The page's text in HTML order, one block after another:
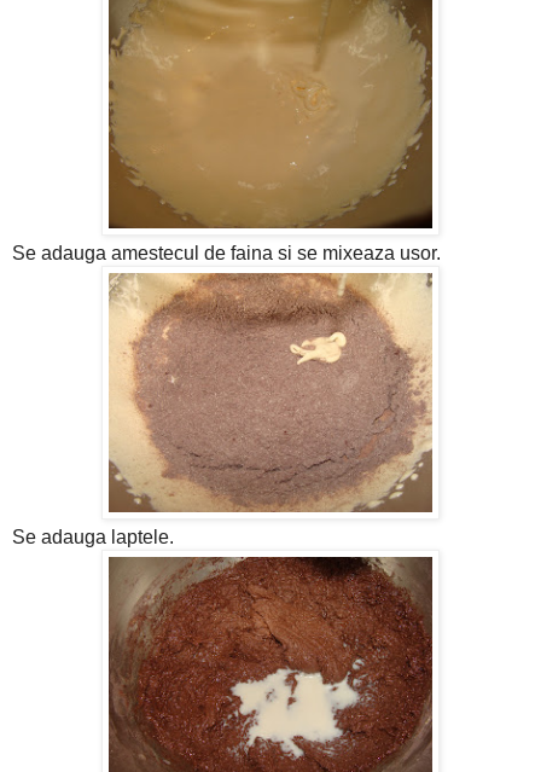
Se adauga amestecul de faina si se mixeaza usor.
Se adauga laptele.